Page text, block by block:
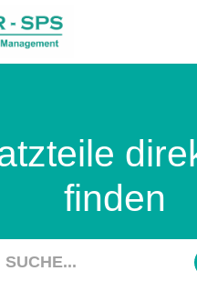
finden